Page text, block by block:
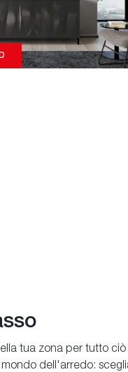
tua zona per tutto
dell'arredo: